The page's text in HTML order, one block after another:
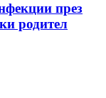
през
родител